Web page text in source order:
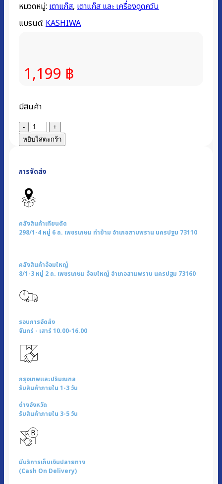
หมวดหมู่: เตาแก๊ส, เตาแก๊ส และ เครื่องดูดควัน
แบรนด์: KASHIWA
1,199 ฿
มีสินค้า
จำนวน
เตา
แก๊ส
กระจก
3
หัว
หัว
เปลว-
อินฟราเรด
X-
3600
ชิ้น
หยิบใส่ตะกร้า
การจัดส่ง
คลังสินค้าเทียนดัด
298/1-4 หมู่ 6 ถ. เพชรเกษม ท่าข้าม อำเภอสามพราน นครปฐม 73110
คลังสินค้าอ้อมใหญ่
8/1-3 หมู่ 2 ถ. เพชรเกษม อ้อมใหญ่ อำเภอสามพราน นครปฐม 73160
รอบการจัดส่ง
จันทร์ - เสาร์ 10.00-16.00
กรุงเทพและปริมณฑล
รับสินค้าภายใน 1-3 วัน
ต่างจังหวัด
รับสินค้าภายใน 3-5 วัน
มีบริการเก็บเงินปลายทาง
(Cash On Delivery)